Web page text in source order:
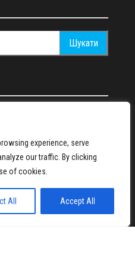
experience, serve
our traffic. By clicking
of cookies.
All Accept All
© 2018-2023